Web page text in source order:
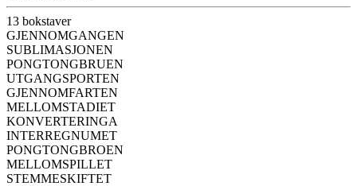
13 bokstaver
GJENNOMGANGEN
SUBLIMASJONEN
PONGTONGBRUEN
UTGANGSPORTEN
GJENNOMFARTEN
MELLOMSTADIET
KONVERTERINGA
INTERREGNUMET
PONGTONGBROEN
MELLOMSPILLET
STEMMESKIFTET